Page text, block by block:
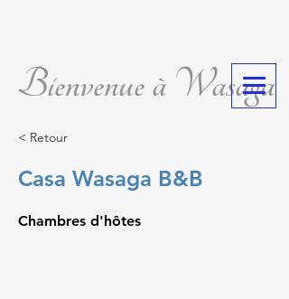
Bienvenue à Wasaga
< Retour
Casa Wasaga B&B
Chambres d'hôtes